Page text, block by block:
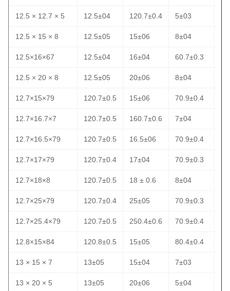
12.5 × 12.7 × 5 12.5±04 120.7±0.4 5±03
12.5 × 15 × 8 12.5±05 15±06 8±04
12.5×16×67 12.5±04 16±04 60.7±0.3
12.5 × 20 × 8 12.5±05 20±06 8±04
12.7×15×79 120.7±0.5 15±06 70.9±0.4
12.7×16.7×7 120.7±0.5 160.7±0.6 7±04
12.7×16.5×79 120.7±0.5 16.5±06 70.9±0.4
12.7×17×79 120.7±0.4 17±04 70.9±0.3
12.7×18×8 120.7±0.5 18 ± 0.6 8±04
12.7×25×79 120.7±0.4 25±05 70.9±0.3
12.7×25.4×79 120.7±0.5 250.4±0.6 70.9±0.4
12.8×15×84 120.8±0.5 15±05 80.4±0.4
13 × 15 × 7 13±05 15±04 7±03
13 × 20 × 5 13±05 20±06 5±04